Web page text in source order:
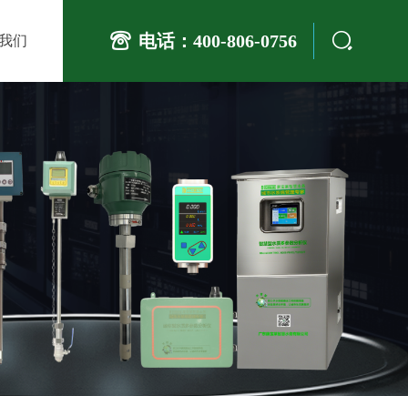
们 电话：400-806-0756